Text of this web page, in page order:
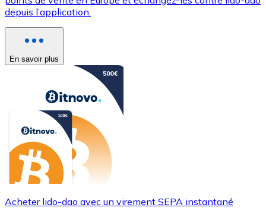
depuis l’application.
En savoir plus
Acheter lido-dao avec un virement SEPA instantané